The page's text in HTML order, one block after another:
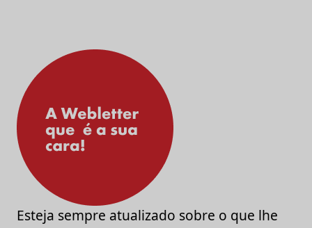
Esteja sempre atualizado sobre o que lhe